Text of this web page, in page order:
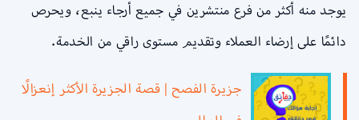
يوجد منه أكثر من فرع منتشرين في جميع أرجاء ينبع، ويحرص
دائمًا على إرضاء العملاء وتقديم مستوى راقي من الخدمة.
جزيرة الفصح | قصة الجزيرة الأكثر إنعزالًا